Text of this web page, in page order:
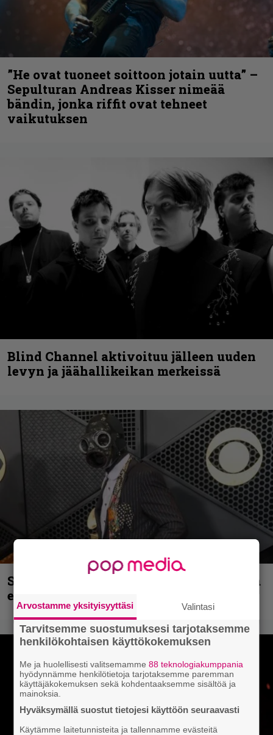
”He ovat tuoneet soittoon jotain uutta” –
Sepulturan Andreas Kisser nimeää
bändin, jonka riffit ovat tehneet
vaikutuksen
Blind Channel aktivoituu jälleen uuden
levyn ja jäähallikeikan merkeissä
Sid Wilsonin käytös syynä Slipknotista
erottamiseen, raportoi TMZ
Arvostamme yksityisyyttäsi Valintasi
Tarvitsemme suostumuksesi tarjotaksemme
henkilökohtaisen käyttökokemuksen
Me ja huolellisesti valitsemamme88 teknologiakumppania
hyödynnämme henkilötietoja tarjotaksemme paremman
käyttäjäkokemuksen sekä kohdentaaksemme sisältöä ja
mainoksia.
Hyväksymällä suostut tietojesi käyttöön seuraavasti
Käytämme laitetunnisteita ja tallennamme evästeitä